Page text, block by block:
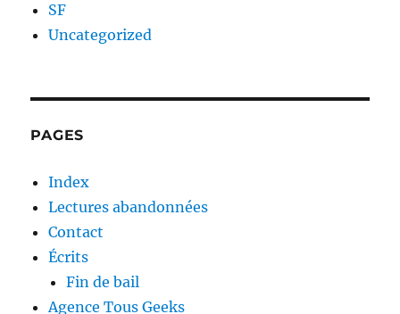
SF
Uncategorized
PAGES
Index
Lectures abandonnées
Contact
Écrits
Fin de bail
Agence Tous Geeks